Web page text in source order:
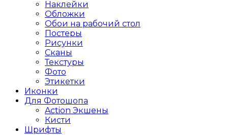
Наклейки
Обложки
Обои на рабочий стол
Постеры
Рисунки
Сканы
Текстуры
Фото
Этикетки
Иконки
Для Фотошопа
Action Экшены
Кисти
Шрифты